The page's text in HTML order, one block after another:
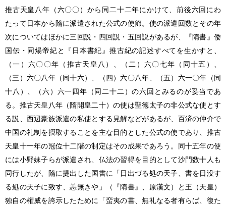
推古天皇八年（六〇〇）から同二十二年にかけて、前後六回にわ
たって日本から隋に派遣された公式の使節。使の派遣回数とその年
次についてはほかに三回説・四回説・五回説があるが、『隋書』倭
国伝・同煬帝紀と『日本書紀』推古紀の記述すべてを生かすと、
（一）六〇〇年（推古天皇八）、（二）六〇七年（同十五）、
（三）六〇八年（同十六）、（四）六〇八年、（五）六一〇年（同
十八）、（六）六一四年（同二十二）の六回とみるのが妥当であ
る。推古天皇八年（隋開皇二十）の使は聖徳太子の非公式な使とす
る説、西辺豪族派遣の私使とする見解などがあるが、百済の仲介で
中国の礼制を摂取することを主な目的とした公式の使であり、推古
天皇十一年の冠位十二階の制定はその成果であろう。同十五年の使
には小野妹子らが派遣され、仏法の習得を目的として沙門数十人も
同行したが、隋に提出した国書に「日出づる処の天子、書を日没す
る処の天子に致す、恙無きや」（『隋書』、原漢文）と王（天皇）
独自の権威を誇示したために「蛮夷の書、無礼なる者有らば、復た